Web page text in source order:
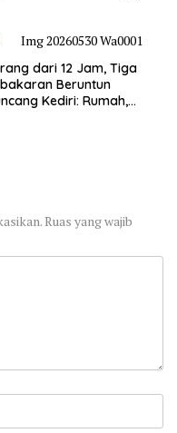
dari 12 Jam, Tiga
Beruntun
Kediri: Rumah,
Ruas yang wajib